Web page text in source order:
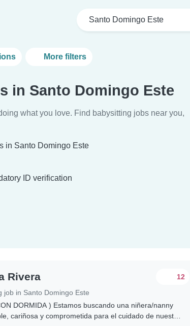
Santo Domingo Este
More filters
in Santo Domingo Este
what you love. Find babysitting jobs near you,
in Santo Domingo Este
ID verification
Rivera
job in Santo Domingo Este
12
DORMIDA ) Estamos buscando una niñera/nanny
cariñosa y comprometida para el cuidado de nuestra